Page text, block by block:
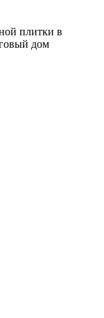
плитки в
дом